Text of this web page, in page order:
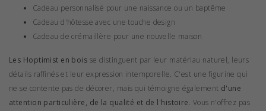
Cadeau personnalisé pour une naissance ou un baptême
Cadeau d'hôtesse avec une touche design
Cadeau de crémaillère pour une nouvelle maison
Les Hoptimist en bois se distinguent par leur matériau naturel, leurs
détails raffinés et leur expression intemporelle. C'est une figurine qui
ne se contente pas de décorer, mais qui témoigne également d'une
attention particulière, de la qualité et de l'histoire. Vous n'offrez pas